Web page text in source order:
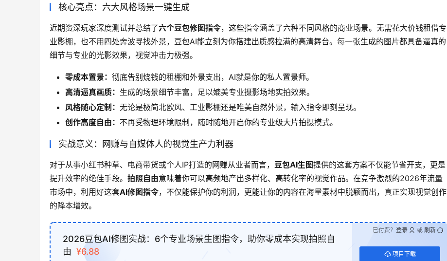
核心亮点：六大风格场景一键生成
近期资深玩家深度测试并总结了六个豆包修图指令，这些指令涵盖了六种不同风格的商业场景。无需花大价钱租借专
业影棚，也不用四处奔波寻找外景，豆包AI能立刻为你搭建出质感拉满的高清舞台。每一张生成的图片都具备逼真的
细节与专业的光影效果，视觉冲击力极强。
零成本置景： 彻底告别烧钱的租棚和外景支出，AI就是你的私人置景师。
高清逼真画质： 生成的场景细节丰富，足以媲美专业摄影场地实拍效果。
风格随心定制： 无论是极简北欧风、工业影棚还是唯美自然外景，输入指令即刻呈现。
创作高度自由： 不再受物理环境限制，随时随地开启你的专业级大片拍摄模式。
实战意义：网赚与自媒体人的视觉生产力利器
对于从事小红书种草、电商带货或个人IP打造的网赚从业者而言， 豆包AI生图提供的这套方案不仅能节省开支，更是
提升效率的绝佳手段。 拍照自由意味着你可以高频地产出多样化、高转化率的视觉作品。在竞争激烈的2026年流量
市场中，利用好这套AI修图指令，不仅能保护你的利润，更能让你的内容在海量素材中脱颖而出，真正实现视觉创作
的降本增效。
2026豆包AI修图实战：6个专业场景生图指令，助你零成本实现拍照自
由 ¥6.88 项目下载
已付费？ 登录 或 刷新